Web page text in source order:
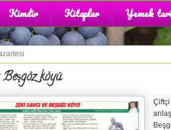
Kimdir Kitaplar Yemek
köyü
Çiftçi